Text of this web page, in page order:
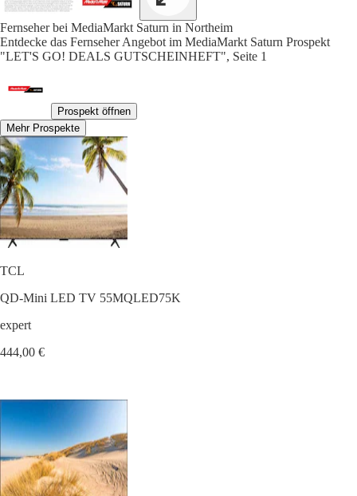
Fernseher bei MediaMarkt Saturn in Northeim
Entdecke das Fernseher Angebot im MediaMarkt Saturn Prospekt
"LET'S GO! DEALS GUTSCHEINHEFT", Seite 1
Prospekt öffnen
Mehr Prospekte
TCL
QD-Mini LED TV 55MQLED75K
expert
444,00 €